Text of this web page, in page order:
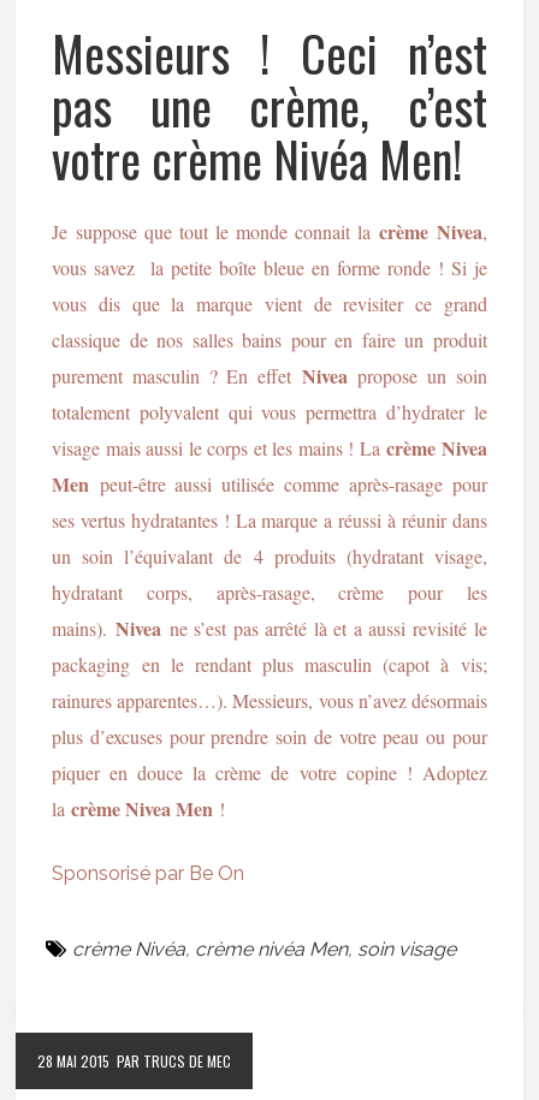
Messieurs ! Ceci n’est
pas une crème, c’est
votre crème Nivéa Men!
Je suppose que tout le monde connait lacrème Nivea,
vous savez la petite boîte bleue en forme ronde ! Si je
vous dis que la marque vient de revisiter ce grand
classique de nos salles bains pour en faire un produit
purement masculin ? En effet Nivea propose un soin
totalement polyvalent qui vous permettra d’hydrater le
visage mais aussi le corps et les mains ! Lacrème Nivea
Men peut-être aussi utilisée comme après-rasage pour
ses vertus hydratantes ! La marque a réussi à réunir dans
un soin l’équivalant de 4 produits (hydratant visage,
hydratant corps, après-rasage, crème pour les
mains). Nivea ne s’est pas arrêté là et a aussi revisité le
packaging en le rendant plus masculin (capot à vis;
rainures apparentes…). Messieurs, vous n’avez désormais
plus d’excuses pour prendre soin de votre peau ou pour
piquer en douce la crème de votre copine ! Adoptez
lacrème Nivea Men !
Sponsorisé par Be On
crème Nivéa, crème nivéa Men, soin visage
28 MAI 2015 PAR TRUCS DE MEC